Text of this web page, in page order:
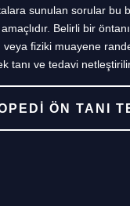
sunulan sorular bu
Belirli bir
fiziki muayene
tanı ve tedavi
ÖN TANI